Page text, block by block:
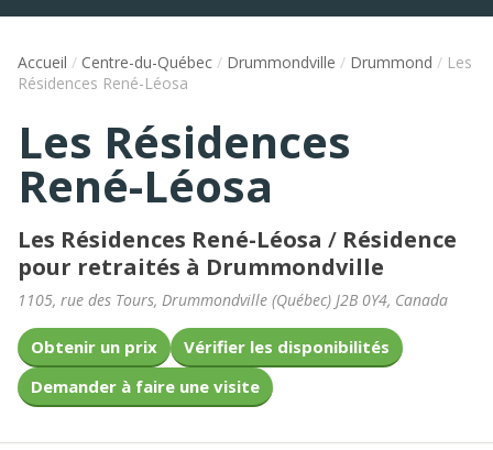
Accueil / Centre-du-Québec / Drummondville / Drummond / Les
Résidences René-Léosa
Les Résidences
René-Léosa
Les Résidences René-Léosa / Résidence
pour retraités à Drummondville
1105, rue des Tours, Drummondville (Québec) J2B 0Y4, Canada
Obtenir un prix
Vérifier les disponibilités
Demander à faire une visite